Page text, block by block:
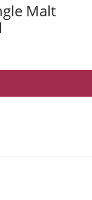
Malt